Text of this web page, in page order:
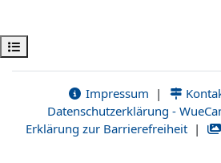
Kurs dizinini aç
Impressum |
Datenschutzerklärung -
Erklärung zur Barrierefreiheit |